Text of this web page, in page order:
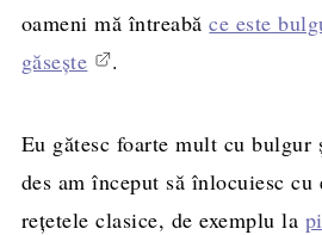
oameni mă întreabăce este
găsește
.
Eu gătesc foarte mult cu
des am început să înlocuiesc
rețetele clasice, de exemplu la